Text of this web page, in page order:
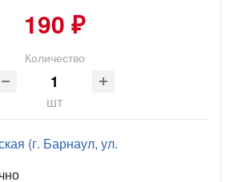
190 ₽
Количество
шт
(г. Барнаул, ул.